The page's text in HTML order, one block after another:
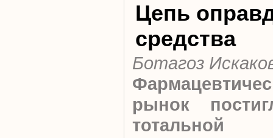
Цепь
средства
Ботагоз
рынок
тотальной